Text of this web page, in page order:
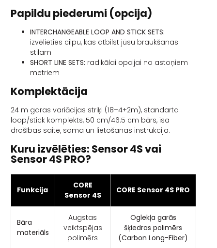
Papildu piederumi (opcija)
INTERCHANGEABLE LOOP AND STICK SETS:
izvēlieties cilpu, kas atbilst jūsu braukšanas
stilam
SHORT LINE SETS: radikālai opcijai no astoņiem
metriem
Komplektācija
24 m garas variācijas striķi (18+4+2m), standarta
loop/stick komplekts, 50 cm/46.5 cm bārs, īsa
drošības saite, soma un lietošanas instrukcija.
Kuru izvēlēties: Sensor 4S vai
Sensor 4S PRO?
Funkcija
CORE
Sensor 4S
CORE Sensor 4S PRO
Bāra
materiāls
Augstas
veiktspējas
polimērs
Oglekļa garās
šķiedras polimērs
(Carbon Long-Fiber)